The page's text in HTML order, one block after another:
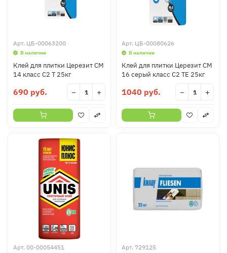
Арт. ЦБ-00063200
В наличии
Клей для плитки Церезит СМ
14 класс C2 Т 25кг
690 руб. − +
Арт. ЦБ-00080626
В наличии
Клей для плитки Церезит СМ
16 серый класс C2 ТЕ 25кг
1040 руб. − +
Арт. 00-00054451 Арт. 729125